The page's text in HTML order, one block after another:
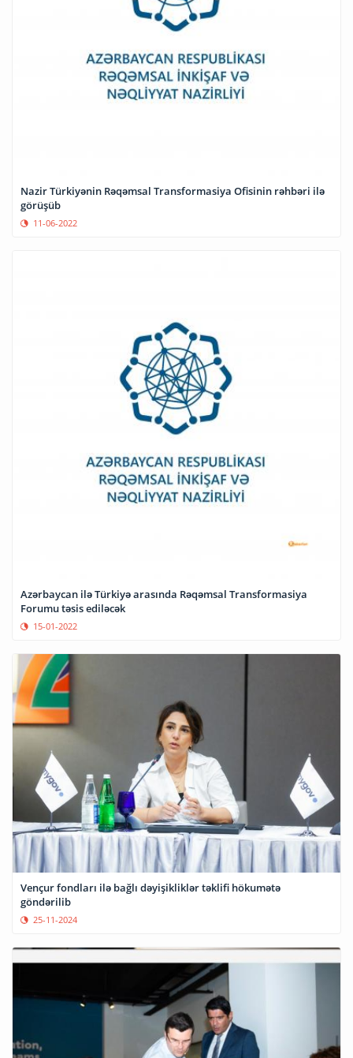
Nazir Türkiyənin Rəqəmsal Transformasiya Ofisinin rəhbəri ilə
görüşüb
11-06-2022
Azərbaycan ilə Türkiyə arasında Rəqəmsal Transformasiya
Forumu təsis ediləcək
15-01-2022
Vençur fondları ilə bağlı dəyişikliklər təklifi hökumətə
göndərilib
25-11-2024